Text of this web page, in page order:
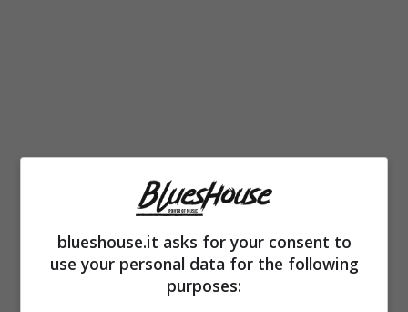
blueshouse.it asks for your consent to
use your personal data for the following
purposes: